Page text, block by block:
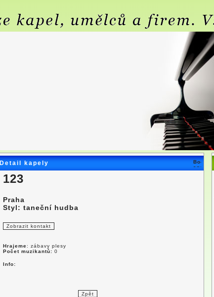
Detail kapely
123
Praha
Styl: taneční hudba
Hrajeme: zábavy plesy
Počet muzikantů: 0
Info: